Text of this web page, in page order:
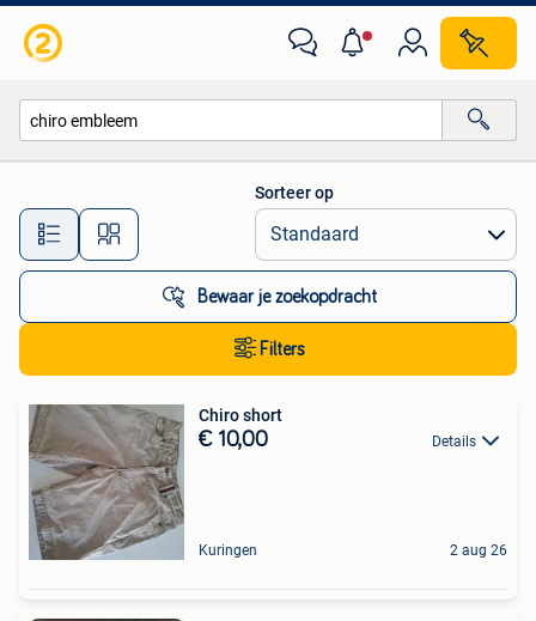
Alle afstanden…
Sorteer op
Bewaar je zoekopdracht
Filters
Chiro short
€ 10,00 Details
Kuringen 2 aug 26